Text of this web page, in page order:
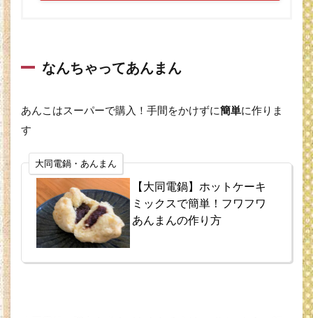
なんちゃってあんまん
あんこはスーパーで購入！手間をかけずに簡単に作りま
す
大同電鍋・あんまん
【大同電鍋】ホットケーキ
ミックスで簡単！フワフワ
あんまんの作り方